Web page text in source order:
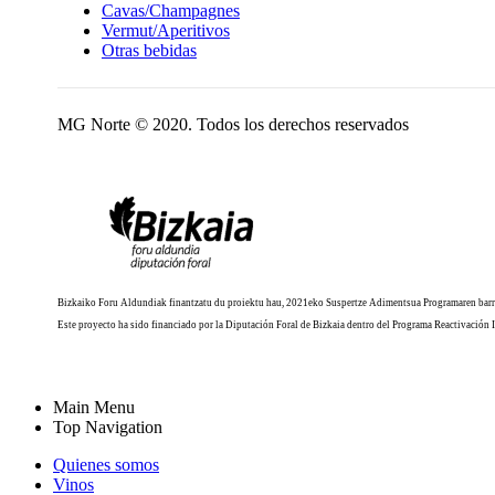
Cavas/Champagnes
Vermut/Aperitivos
Otras bebidas
MG Norte © 2020. Todos los derechos reservados
Bizkaiko Foru Aldundiak finantzatu du proiektu hau, 2021eko Suspertze Adimentsua Programaren
Este proyecto ha sido financiado por la Diputación Foral de Bizkaia dentro del Programa Reactivación
Main Menu
Top Navigation
Quienes somos
Vinos